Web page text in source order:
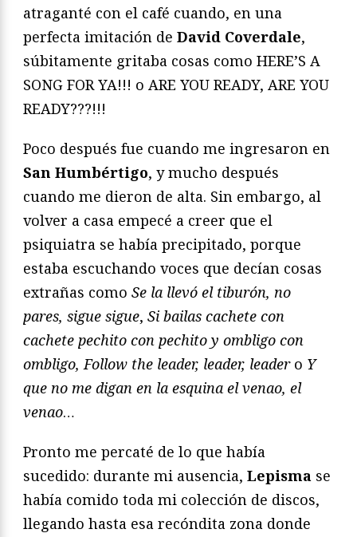
atraganté con el café cuando, en una
perfecta imitación de David Coverdale,
súbitamente gritaba cosas como HERE’S A
SONG FOR YA!!! o ARE YOU READY, ARE YOU
READY???!!!
Poco después fue cuando me ingresaron en
San Humbértigo, y mucho después
cuando me dieron de alta. Sin embargo, al
volver a casa empecé a creer que el
psiquiatra se había precipitado, porque
estaba escuchando voces que decían cosas
extrañas como Se la llevó el tiburón, no
pares, sigue sigue, Si bailas cachete con
cachete pechito con pechito y ombligo con
ombligo, Follow the leader, leader, leader o Y
que no me digan en la esquina el venao, el
venao…
Pronto me percaté de lo que había
sucedido: durante mi ausencia, Lepisma se
había comido toda mi colección de discos,
llegando hasta esa recóndita zona donde